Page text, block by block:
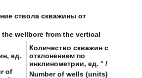
ствола скважины от
wellbore from the vertical
,ед.
of
Количество скважин с
отклонением по
инклинометрии, ед.° /
Number of wells (units)